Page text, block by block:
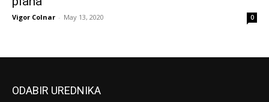
Vigor Colnar - May 13, 2020 0
ODABIR UREDNIKA